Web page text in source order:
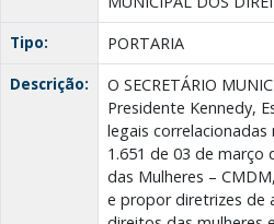
Tipo:
PORTARIA
Descrição:
O SECRETÁRIO
Presidente Kennedy,
legais correlacionadas
1.651 de 03 de março
das Mulheres –
e propor diretrizes de